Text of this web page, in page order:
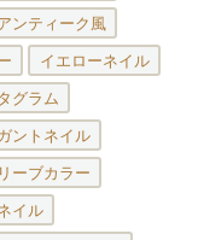
ンティーク風
イエローネイル
グラム
ントネイル
ーブカラー
イル